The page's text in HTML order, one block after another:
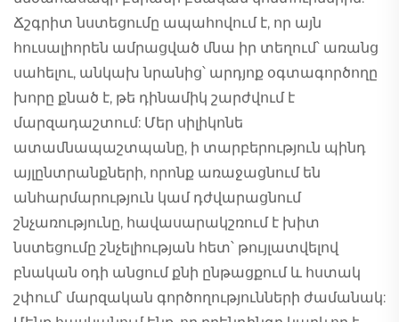
Ճշգրիտ նստեցումը ապահովում է, որ այն
հուսալիորեն ամրացված մնա իր տեղում՝ առանց
սահելու, անկախ նրանից՝ արդյոք օգտագործողը
խորը քնած է, թե դինամիկ շարժվում է
մարզադաշտում: Մեր սիլիկոնե
ատամնապաշտպանը, ի տարբերություն պինդ
այլընտրանքների, որոնք առաջացնում են
անհարմարություն կամ դժվարացնում
շնչառությունը, հավասարակշռում է խիտ
նստեցումը շնչելիության հետ՝ թույլատվելով
բնական օդի անցում քնի ընթացքում և հստակ
շփում՝ մարզական գործողությունների ժամանակ: